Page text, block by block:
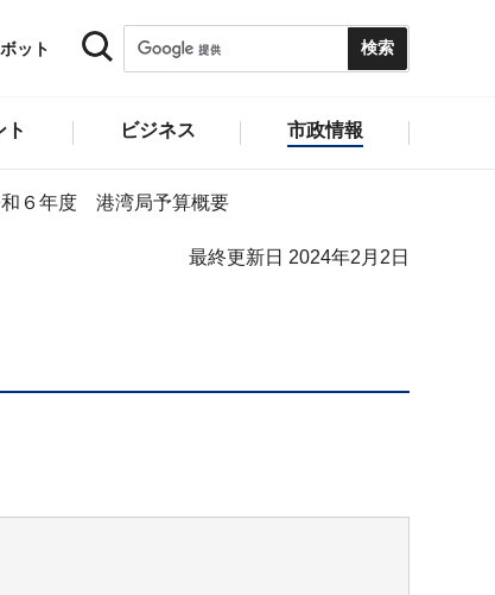
ット
ト ビジネス 市政情報
６年度 港湾局予算概要
最終更新日 2024年2月2日